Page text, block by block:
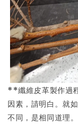
**纖維皮革製作過
因素，請明白。就
不同，是相同道理。